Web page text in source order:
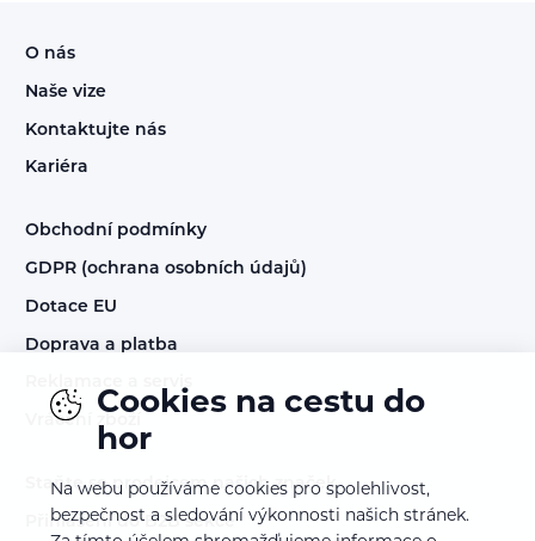
O nás
Naše vize
Kontaktujte nás
Kariéra
Obchodní podmínky
GDPR (ochrana osobních údajů)
Dotace EU
Doprava a platba
Reklamace a servis
Vrácení zboží
Staňte se prodejcem našich značek
Přihlášení do B2B sekce
Cookies na cestu do
hor
Na webu používáme cookies pro spolehlivost,
bezpečnost a sledování výkonnosti našich stránek.